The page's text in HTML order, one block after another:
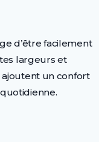
d’être facilement
largeurs et
ajoutent un confort